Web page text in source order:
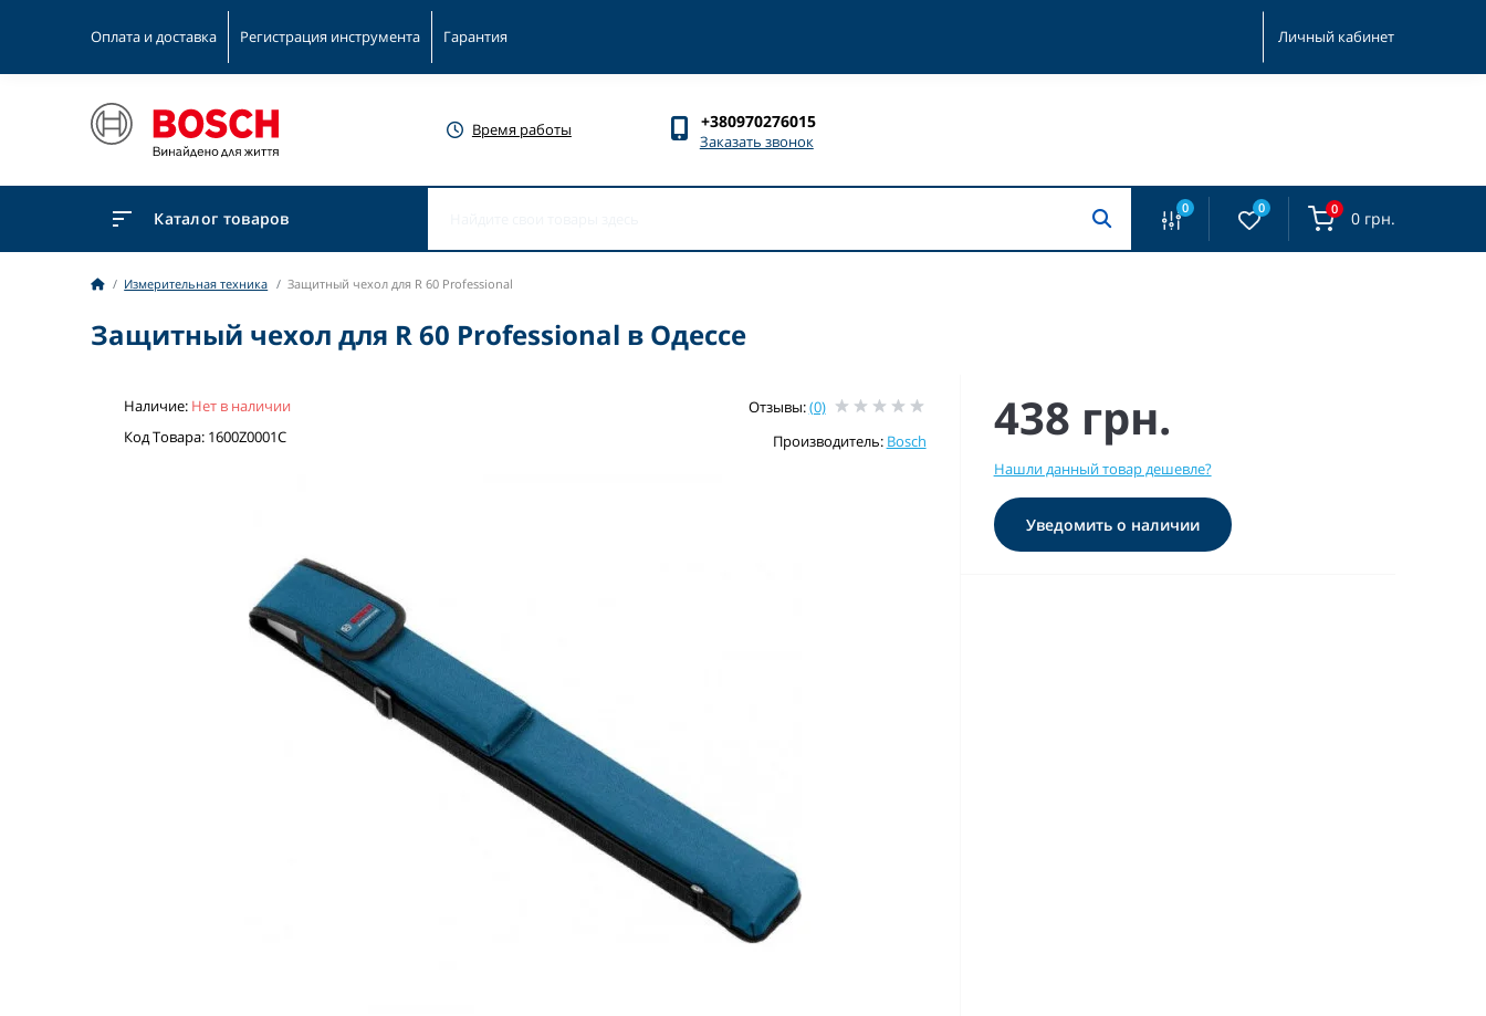
Оплата и доставка Регистрация инструмента Гарантия Личный кабинет
Время работы +380970276015
Заказать звонок
Каталог товаров 0 0 0 0 грн.
Измерительная техника Защитный чехол для R 60 Professional
Защитный чехол для R 60 Professional в Одессе
Наличие: Нет в наличии
Код Товара: 1600Z0001C
Отзывы:(0)
Производитель: Bosch 438 грн.
Нашли данный товар дешевле?
Уведомить о наличии